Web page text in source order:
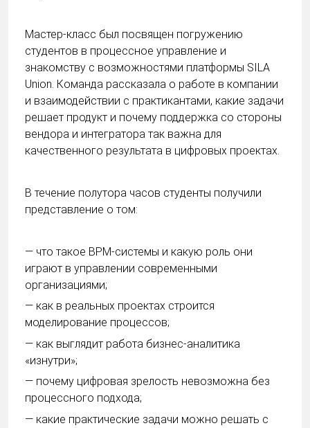
Мастер-класс был посвящен погружению
студентов в процессное управление и
знакомству с возможностями платформы SILA
Union. Команда рассказала о работе в компании
и взаимодействии с практикантами, какие задачи
решает продукт и почему поддержка со стороны
вендора и интегратора так важна для
качественного результата в цифровых проектах.
В течение полутора часов студенты получили
представление о том:
— что такое BPM-системы и какую роль они
играют в управлении современными
организациями;
— как в реальных проектах строится
моделирование процессов;
— как выглядит работа бизнес-аналитика
«изнутри»;
— почему цифровая зрелость невозможна без
процессного подхода;
— какие практические задачи можно решать с